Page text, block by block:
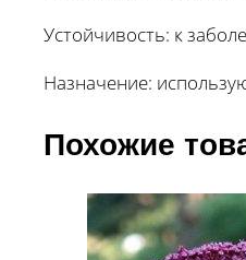
Устойчивость: к
Назначение:
Похожие